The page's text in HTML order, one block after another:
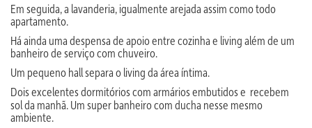
Em seguida, a lavanderia, igualmente arejada assim como todo
apartamento.
Há ainda uma despensa de apoio entre cozinha e living além de um
banheiro de serviço com chuveiro.
Um pequeno hall separa o living da área íntima.
Dois excelentes dormitórios com armários embutidos e recebem
sol da manhã. Um super banheiro com ducha nesse mesmo
ambiente.